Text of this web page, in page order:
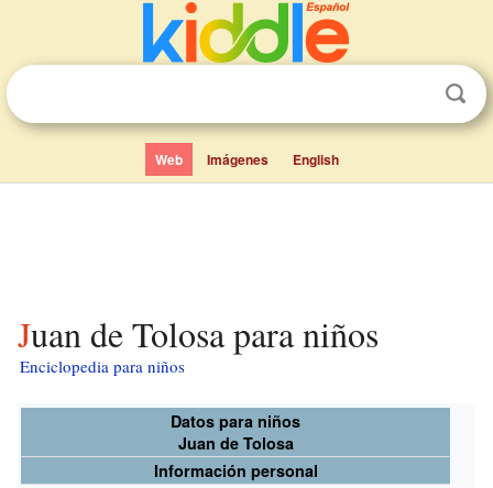
Web Imágenes English
Juan de Tolosa para niños
Enciclopedia para niños
Datos para niños
Juan de Tolosa
Información personal